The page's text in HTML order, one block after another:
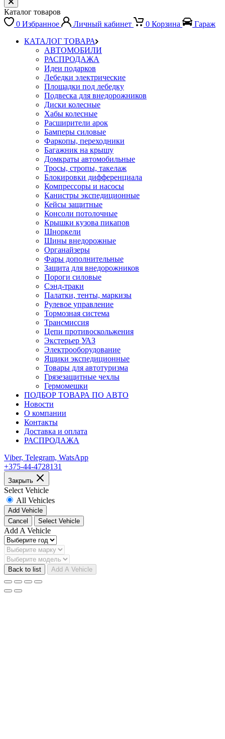
Каталог товаров
0 Избранное Личный кабинет 0 Корзина
Гараж
КАТАЛОГ ТОВАРА
АВТОМОБИЛИ
РАСПРОДАЖА
Идеи подарков
Лебедки электрические
Площадки под лебедку
Подвеска для внедорожников
Диски колесные
Хабы колесные
Расширители арок
Бамперы силовые
Фаркопы, переходники
Багажник на крышу
Домкраты автомобильные
Тросы, стропы, такелаж
Блокировки дифференциала
Компрессоры и насосы
Канистры экспедиционные
Кейсы защитные
Консоли потолочные
Крышки кузова пикапов
Шноркели
Шины внедорожные
Органайзеры
Фары дополнительные
Защита для внедорожников
Пороги силовые
Сэнд-траки
Палатки, тенты, маркизы
Рулевое управление
Тормозная система
Трансмиссия
Цепи противоскольжения
Экстерьер УАЗ
Электрооборудование
Ящики экспедиционные
Товары для автотуризма
Грязезащитные чехлы
Гермомешки
ПОДБОР ТОВАРА ПО АВТО
Новости
О компании
Контакты
Доставка и оплата
РАСПРОДАЖА
Viber, Telegram, WatsApp
+375-44-4728131
Закрыть
Select Vehicle
All Vehicles
Add Vehicle
Cancel
Select Vehicle
Add A Vehicle
Back to list Add A Vehicle